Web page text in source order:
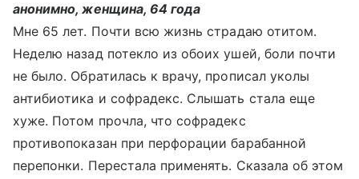
анонимно, женщина, 64 года
Мне 65 лет. Почти всю жизнь страдаю отитом.
Неделю назад потекло из обоих ушей, боли почти
не было. Обратилась к врачу, прописал уколы
антибиотика и софрадекс. Слышать стала еще
хуже. Потом прочла, что софрадекс
противопоказан при перфорации барабанной
перепонки. Перестала применять. Сказала об этом